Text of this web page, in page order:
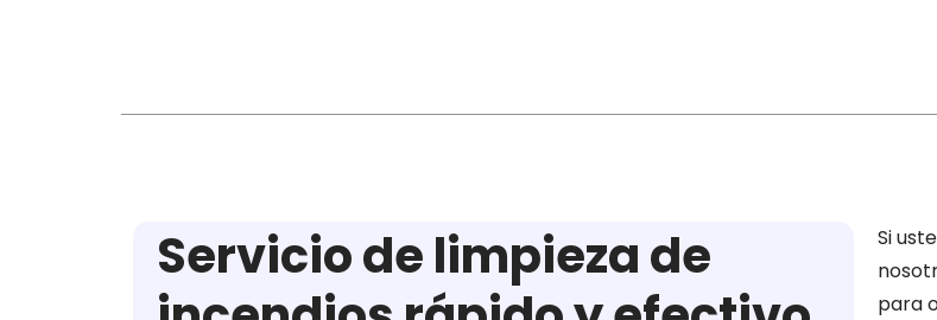
Servicio de limpieza de
Si
para